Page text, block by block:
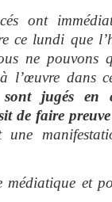
ont
ce lundi que
ne pouvons
l’œuvre dans
jugés en
de faire preuve
une
médiatique et